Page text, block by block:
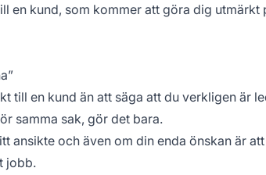
en kund, som kommer att göra dig utmärkt
till en kund än att säga att du verkligen är
samma sak, gör det bara.
ansikte och även om din enda önskan är
jobb.